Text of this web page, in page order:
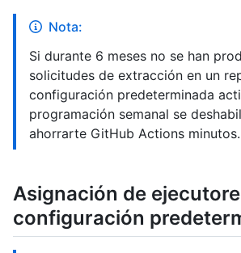
Nota:
Si durante 6 meses no se han
solicitudes de extracción en un
configuración predeterminada
programación semanal se
ahorrarte GitHub Actions minutos.
Asignación de
configuración